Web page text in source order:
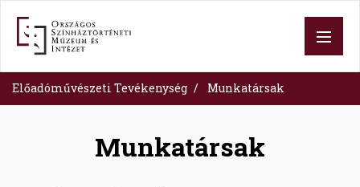
content
Előadóművészeti Tevékenység Munkatársak
Munkatársak